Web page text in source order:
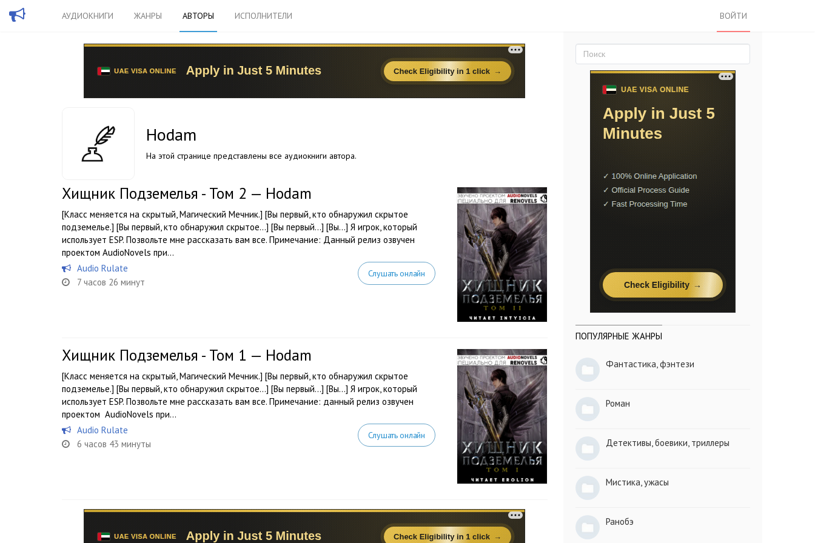
АУДИОКНИГИ ЖАНРЫ АВТОРЫ ИСПОЛНИТЕЛИ ВОЙТИ
Hodam
На этой странице представлены все аудиокниги автора.
Хищник Подземелья - Том 2 — Hodam
[Класс меняется на скрытый, Магический Мечник.] [Вы первый, кто обнаружил скрытое
подземелье.] [Вы первый, кто обнаружил скрытое...] [Вы первый...] [Вы...] Я игрок, который
использует ESP. Позвольте мне рассказать вам все. Примечание: Данный релиз озвучен
проектом AudioNovels при...
Audio Rulate
7 часов 26 минут
Слушать онлайн
Хищник Подземелья - Том 1 — Hodam
[Класс меняется на скрытый, Магический Мечник.] [Вы первый, кто обнаружил скрытое
подземелье.] [Вы первый, кто обнаружил скрытое...] [Вы первый...] [Вы...] Я игрок, который
использует ESP. Позвольте мне рассказать вам все. Примечание: данный релиз озвучен
проектом AudioNovels при...
Audio Rulate
6 часов 43 минуты
Слушать онлайн
ПОПУЛЯРНЫЕ ЖАНРЫ
Фантастика, фэнтези
Роман
Детективы, боевики, триллеры
Мистика, ужасы
Ранобэ